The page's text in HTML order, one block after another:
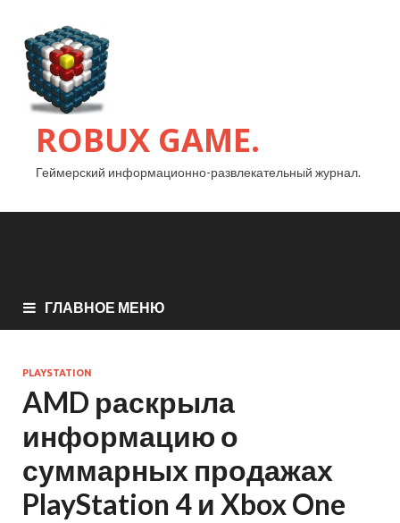
ROBUX GAME.
Геймерский информационно-развлекательный журнал.
ГЛАВНОЕ МЕНЮ
PLAYSTATION
AMD раскрыла
информацию о
суммарных продажах
PlayStation 4 и Xbox One